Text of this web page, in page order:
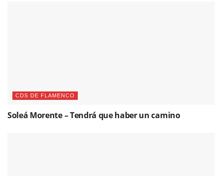
CDS DE FLAMENCO
Soleá Morente – Tendrá que haber un camino